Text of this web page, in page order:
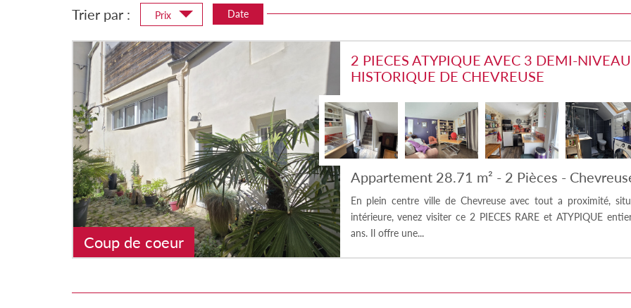
Trier par : Prix Date
Coup de coeur
2 PIECES ATYPIQUE AVEC 3 DEMI-
HISTORIQUE DE CHEVREUSE
Appartement 28.71 m² - 2 Pièces -
En plein centre ville de Chevreuse avec tout a proximité,
intérieure, venez visiter ce 2 PIECES RARE et ATYPIQUE
ans. Il offre une...